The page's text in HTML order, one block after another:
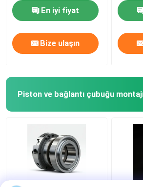
En iyi fiyat
Bize ulaşın
Piston ve bağlantı çubuğu